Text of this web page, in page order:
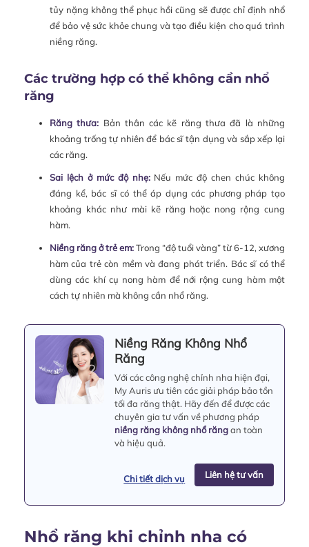
tủy nặng không thể phục hồi cũng sẽ được chỉ định nhổ
để bảo vệ sức khỏe chung và tạo điều kiện cho quá trình
niềng răng.
Các trường hợp có thể không cần nhổ
răng
Răng thưa: Bản thân các kẽ răng thưa đã là những
khoảng trống tự nhiên để bác sĩ tận dụng và sắp xếp lại
các răng.
Sai lệch ở mức độ nhẹ:Nếu mức độ chen chúc không
đáng kể, bác sĩ có thể áp dụng các phương pháp tạo
khoảng khác như mài kẽ răng hoặc nong rộng cung
hàm.
Niềng răng ở trẻ em:Trong “độ tuổi vàng” từ 6-12, xương
hàm của trẻ còn mềm và đang phát triển. Bác sĩ có thể
dùng các khí cụ nong hàm để nới rộng cung hàm một
cách tự nhiên mà không cần nhổ răng.
Niềng Răng Không Nhổ
Răng
Với các công nghệ chỉnh nha hiện đại,
My Auris ưu tiên các giải pháp bảo tồn
tối đa răng thật. Hãy đến để được các
chuyên gia tư vấn về phương pháp
niềng răng không nhổ răngan toàn
và hiệu quả.
Chi tiết dịch vụ Liên hệ tư vấn
Nhổ răng khi chỉnh nha có